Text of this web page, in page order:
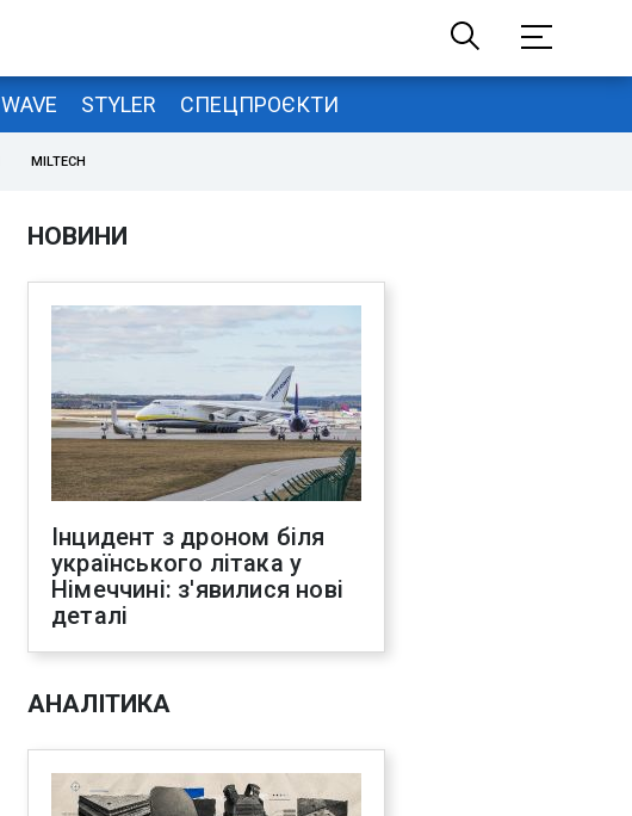
WAVE STYLER СПЕЦПРОЄКТИ
MILTECH
НОВИНИ
Інцидент з дроном біля
українського літака у
Німеччині: з'явилися нові
деталі
АНАЛІТИКА